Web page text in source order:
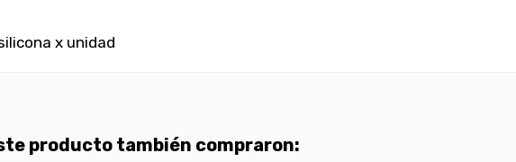
x unidad
producto también compraron: